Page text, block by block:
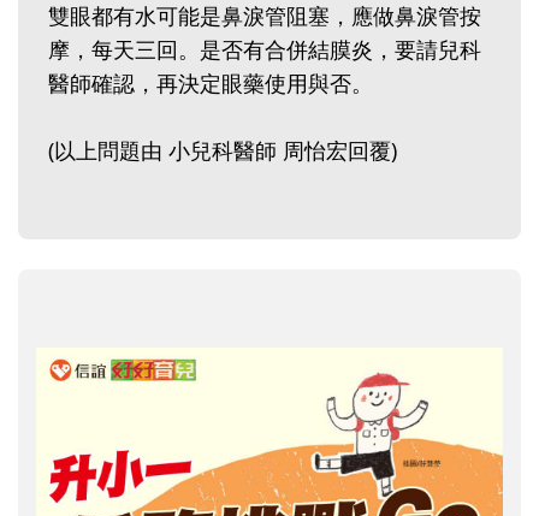
雙眼都有水可能是鼻淚管阻塞，應做鼻淚管按
摩，每天三回。是否有合併結膜炎，要請兒科
醫師確認，再決定眼藥使用與否。
(以上問題由 小兒科醫師 周怡宏回覆)